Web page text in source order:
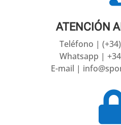
ATENCIÓN
Teléfono |
Whatsapp |
E-mail |